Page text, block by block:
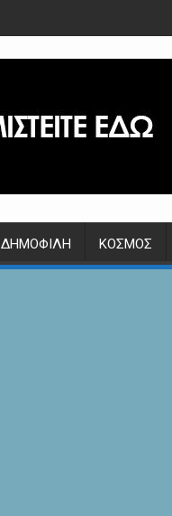
ΔΗΜΟΦΙΛΉ ΚΌΣΜΟΣ